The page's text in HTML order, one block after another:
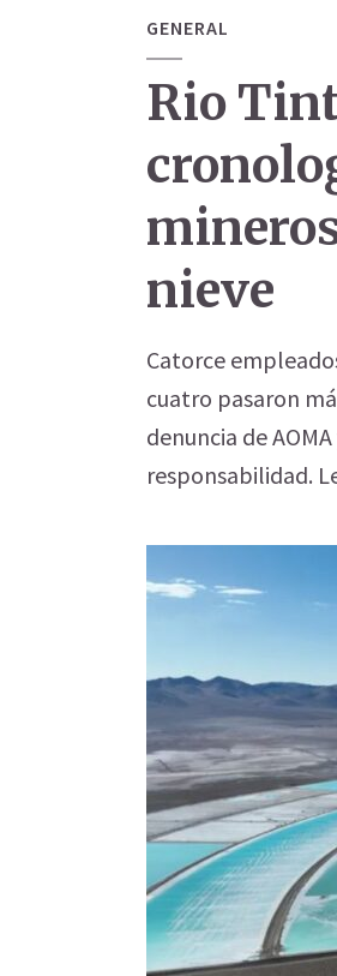
GENERAL
Rio
nieve
Catorce
cuatro pasaron
denuncia de
responsabilidad.